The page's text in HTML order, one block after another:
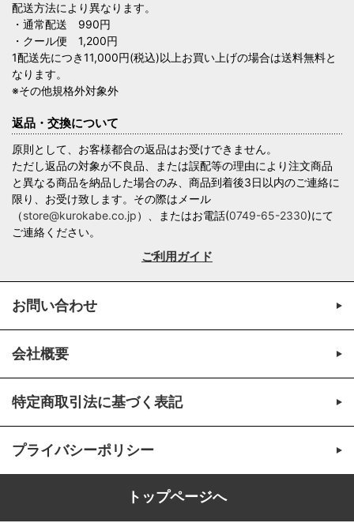
配送方法により異なります。
・通常配送 990円
・クール便 1,200円
1配送先につき11,000円(税込)以上お買い上げの場合は送料無料と
なります。
※その他規格外対象外
返品・交換について
原則として、お客様都合の返品はお受けできません。
ただし返品の対象が不良品、または誤配等の理由により注文商品
と異なる商品を納品した場合のみ、商品到着後3日以内のご連絡に
限り、お受け致します。その際はメール
（store@kurokabe.co.jp）、またはお電話(0749-65-2330)にて
ご連絡ください。
ご利用ガイド
お問い合わせ
会社概要
特定商取引法に基づく表記
プライバシーポリシー
トップページへ